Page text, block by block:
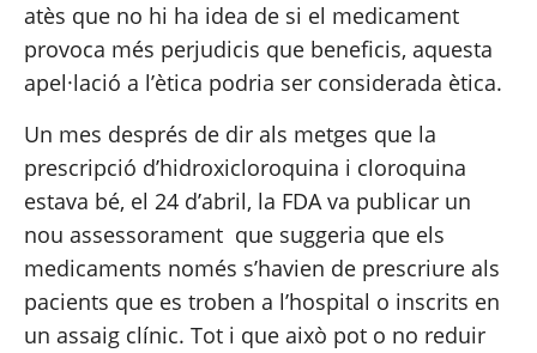
atès que no hi ha idea de si el medicament
provoca més perjudicis que beneficis, aquesta
apel·lació a l’ètica podria ser considerada ètica.
Un mes després de dir als metges que la
prescripció d’hidroxicloroquina i cloroquina
nou assessorament que suggeria que els
medicaments només s’havien de prescriure als
pacients que es troben a l’hospital o inscrits en
un assaig clínic. Tot i que això pot o no reduir